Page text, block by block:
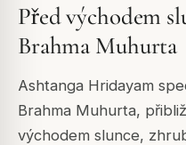
Před východem
Brahma Muhurta
Ashtanga Hridayam
Brahma Muhurta,
východem slunce,